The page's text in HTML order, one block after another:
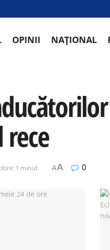
OPINII NAȚIONAL
1 minut AA 0